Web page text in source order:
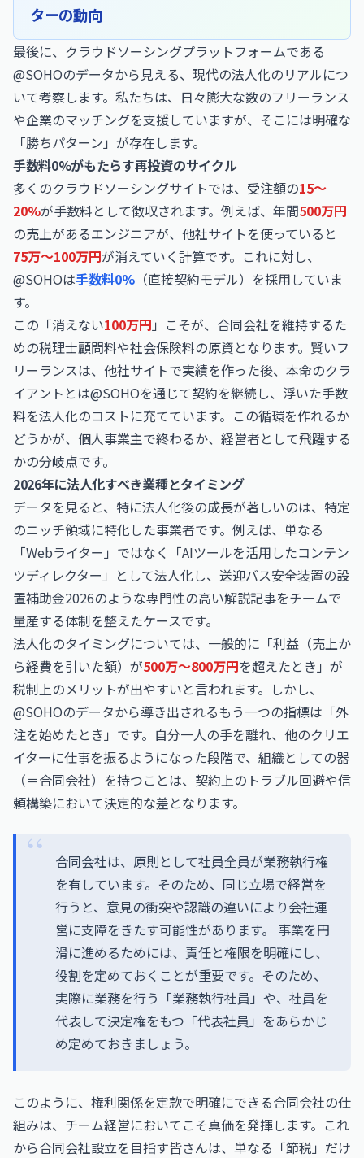
ターの動向
最後に、クラウドソーシングプラットフォームである
@SOHOのデータから見える、現代の法人化のリアルにつ
いて考察します。私たちは、日々膨大な数のフリーランス
や企業のマッチングを支援していますが、そこには明確な
「勝ちパターン」が存在します。
手数料0%がもたらす再投資のサイクル
多くのクラウドソーシングサイトでは、受注額の15〜
20%が手数料として徴収されます。例えば、年間500万円
の売上があるエンジニアが、他社サイトを使っていると
75万〜100万円が消えていく計算です。これに対し、
@SOHOは手数料0% （直接契約モデル）を採用していま
す。
この「消えない100万円 」こそが、合同会社を維持するた
めの税理士顧問料や社会保険料の原資となります。賢いフ
リーランスは、他社サイトで実績を作った後、本命のクラ
イアントとは@SOHOを通じて契約を継続し、浮いた手数
料を法人化のコストに充てています。この循環を作れるか
どうかが、個人事業主で終わるか、経営者として飛躍する
かの分岐点です。
2026年に法人化すべき業種とタイミング
データを見ると、特に法人化後の成長が著しいのは、特定
のニッチ領域に特化した事業者です。例えば、単なる
「Webライター」ではなく「AIツールを活用したコンテン
ツディレクター」として法人化し、 送迎バス安全装置の設
置補助金2026のような専門性の高い解説記事をチームで
量産する体制を整えたケースです。
法人化のタイミングについては、一般的に「利益（売上か
ら経費を引いた額）が500万〜800万円を超えたとき」が
税制上のメリットが出やすいと言われます。しかし、
@SOHOのデータから導き出されるもう一つの指標は「外
注を始めたとき」です。自分一人の手を離れ、他のクリエ
イターに仕事を振るようになった段階で、組織としての器
（＝合同会社）を持つことは、契約上のトラブル回避や信
頼構築において決定的な差となります。
合同会社は、原則として社員全員が業務執行権
を有しています。そのため、同じ立場で経営を
行うと、意見の衝突や認識の違いにより会社運
営に支障をきたす可能性があります。 事業を円
滑に進めるためには、責任と権限を明確にし、
役割を定めておくことが重要です。そのため、
実際に業務を行う「業務執行社員」や、社員を
代表して決定権をもつ「代表社員」をあらかじ
め定めておきましょう。
このように、権利関係を定款で明確にできる合同会社の仕
組みは、チーム経営においてこそ真価を発揮します。これ
から合同会社設立を目指す皆さんは、単なる「節税」だけ